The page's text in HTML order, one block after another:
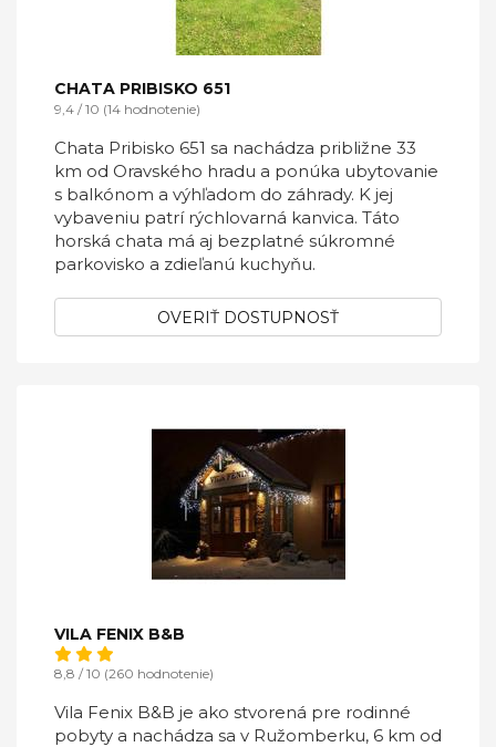
CHATA PRIBISKO 651
9,4 / 10 (14 hodnotenie)
Chata Pribisko 651 sa nachádza približne 33
km od Oravského hradu a ponúka ubytovanie
s balkónom a výhľadom do záhrady. K jej
vybaveniu patrí rýchlovarná kanvica. Táto
horská chata má aj bezplatné súkromné
parkovisko a zdieľanú kuchyňu.
OVERIŤ DOSTUPNOSŤ
VILA FENIX B&B
8,8 / 10 (260 hodnotenie)
Vila Fenix B&B je ako stvorená pre rodinné
pobyty a nachádza sa v Ružomberku, 6 km od